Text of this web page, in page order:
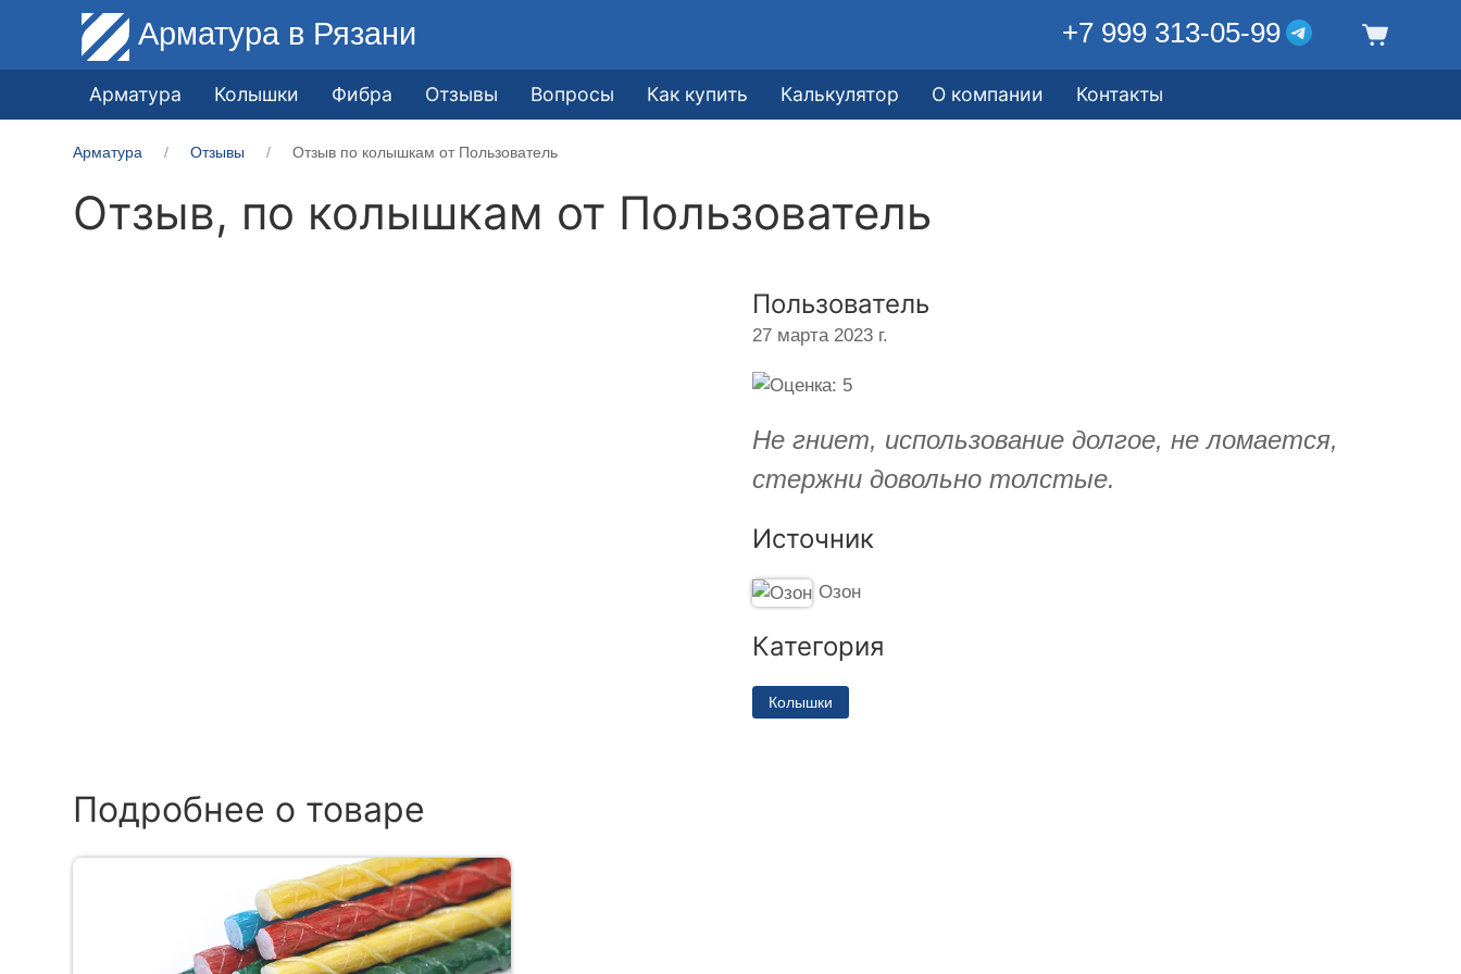
Арматура в Рязани +7 999 313-05-99
Арматура Колышки Фибра Отзывы Вопросы Как купить Калькулятор О компании Контакты
Арматура Отзывы Отзыв по колышкам от Пользователь
Отзыв, по колышкам от Пользователь
Пользователь
27 марта 2023 г.
Не гниет, использование долгое, не ломается,
стержни довольно толстые.
Источник
Озон
Категория
Колышки
Подробнее о товаре